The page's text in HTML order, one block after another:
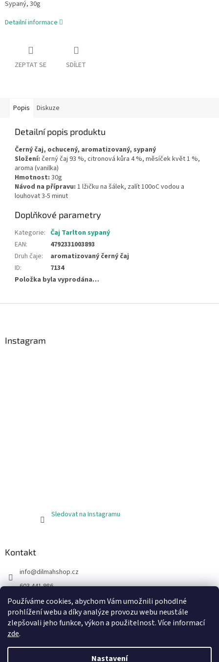
Používáme cookies, abychom Vám umožnili pohodlné
prohlížení webu a díky analýze provozu webu neustále
zlepšovali jeho funkce, výkon a použitelnost. Více informací
zde.
Nastavení
Sypaný, 30g
Detailní informace
ZEPTAT SE SDÍLET
Popis Diskuze
Detailní popis produktu
Černý čaj, ochucený, aromatizovaný, sypaný
Složení: černý čaj 93 %, citronová kůra 4 %, měsíček květ 1 %,
aroma (vanilka)
Hmotnost: 30g
Návod na přípravu: 1 lžičku na šálek, zalít 100oC vodou a
louhovat 3-5 minut
Doplňkové parametry
Kategorie: Čaj Tarlton sypaný
EAN:
4792331003893
Druh čaje:
aromatizovaný černý čaj
ID:
7134
Položka byla vyprodána…
Instagram
Sledovat na Instagramu
Kontakt
info@dilmahshop.cz
603 441 986
603 890 398
https://www.facebook.com/cejlonskycaj